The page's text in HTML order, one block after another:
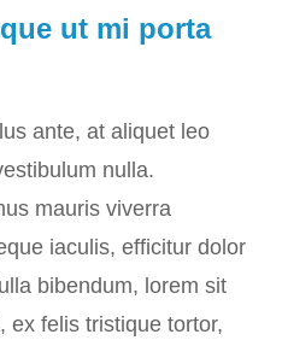
ut mi porta
ante, at aliquet leo
nulla.
mauris viverra
iaculis, efficitur dolor
bibendum, lorem sit
ex felis tristique tortor,